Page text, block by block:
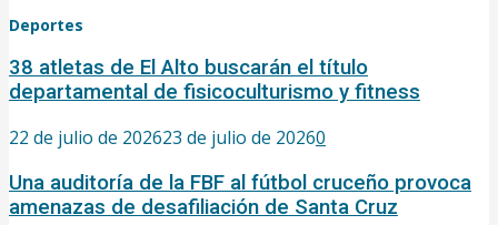
Deportes
38 atletas de El Alto buscarán el título
departamental de fisicoculturismo y fitness
22 de julio de 202623 de julio de 20260
Una auditoría de la FBF al fútbol cruceño provoca
amenazas de desafiliación de Santa Cruz